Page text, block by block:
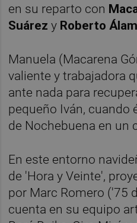
en su reparto con
Suárez y Roberto
Manuela (Macarena
valiente y trabajadora
ante nada para
pequeño Iván, cuando
de Nochebuena en un
En este entorno
de 'Hora y Veinte',
por Marc Romero ('75
cuenta en su equipo